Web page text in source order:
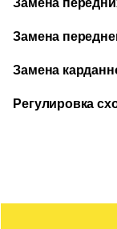
Замена
Замена
Замена
Регулировка